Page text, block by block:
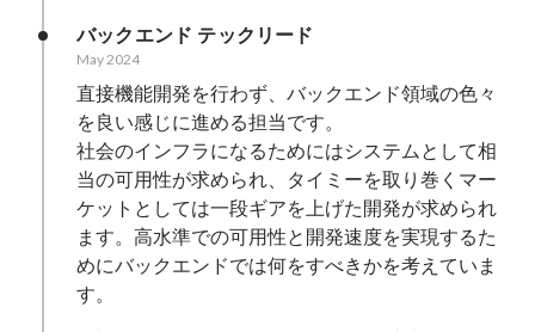
バックエンド テックリード
May 2024
直接機能開発を行わず、バックエンド領域の色々
を良い感じに進める担当です。
社会のインフラになるためにはシステムとして相
当の可用性が求められ、タイミーを取り巻くマー
ケットとしては一段ギアを上げた開発が求められ
ます。高水準での可用性と開発速度を実現するた
めにバックエンドでは何をすべきかを考えていま
す。